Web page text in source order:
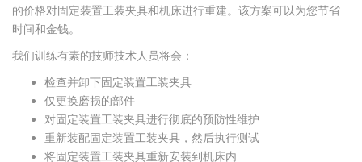
的价格对固定装置工装夹具和机床进行重建。该方案可以为您节省
时间和金钱。
我们训练有素的技师技术人员将会：
检查并卸下固定装置工装夹具
仅更换磨损的部件
对固定装置工装夹具进行彻底的预防性维护
重新装配固定装置工装夹具，然后执行测试
将固定装置工装夹具重新安装到机床内